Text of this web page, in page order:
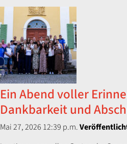
Ein Abend voller
Dankbarkeit und
Mai 27, 2026 12:39 p.m.